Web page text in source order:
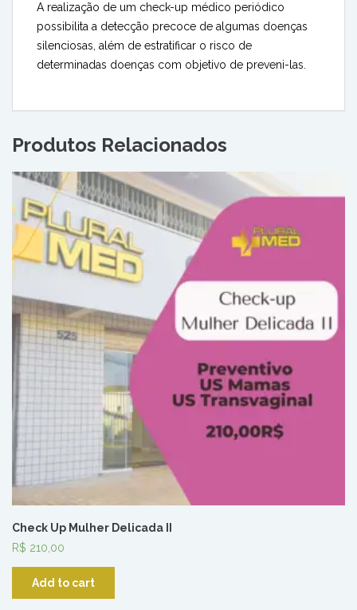
A realização de um check-up médico periódico
possibilita a detecção precoce de algumas doenças
silenciosas, além de estratificar o risco de
determinadas doenças com objetivo de preveni-las.
Produtos Relacionados
Check Up Mulher Delicada II
R$ 210,00
Add to cart